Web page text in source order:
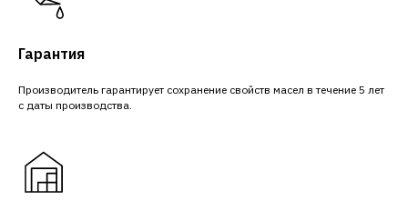
Гарантия
Производитель гарантирует сохранение свойств масел в течение 5 лет
с даты производства.